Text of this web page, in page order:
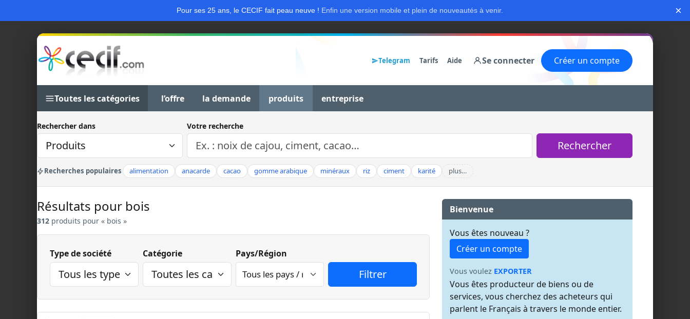
Pour ses 25 ans, le CECIF fait peau neuve ! Enfin une version mobile et plein de nouveautés à venir. ×
Telegram Tarifs Aide Se connecter Créer un compte
Toutes les catégories l’offre la demande produits entreprise
Rechercher dans Votre recherche
Rechercher
Recherches populaires alimentation anacarde cacao gomme arabique minéraux riz ciment karité plus…
Résultats pour bois
312 produits pour « bois »
Type de société Catégorie Pays/Région
Bienvenue
Vous êtes nouveau ?
Créer un compte
Vous voulez EXPORTER
Vous êtes producteur de biens ou de
services, vous cherchez des acheteurs qui
parlent le Français à travers le monde entier.